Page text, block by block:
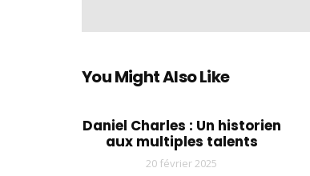
You Might Also Like
Daniel Charles : Un historien
aux multiples talents
20 février 2025